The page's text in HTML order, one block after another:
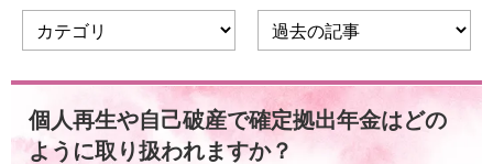
個人再生や自己破産で確定拠出年金はどの
ように取り扱われますか？